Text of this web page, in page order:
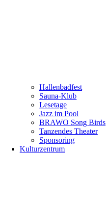
Hallenbadfest
Sauna-Klub
Lesetage
Jazz im Pool
BRAWO Song Birds
Tanzendes Theater
Sponsoring
Kulturzentrum